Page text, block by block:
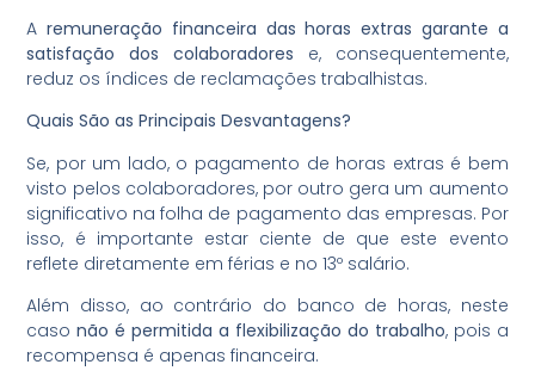
Aremuneração financeira das horas extras garante a
satisfação dos colaboradores e, consequentemente,
reduz os índices de reclamações trabalhistas.
Quais São as Principais Desvantagens?
Se, por um lado, o pagamento de horas extras é bem
visto pelos colaboradores, por outro gera um aumento
significativo na folha de pagamento das empresas. Por
isso, é importante estar ciente de que este evento
reflete diretamente em férias e no 13º salário.
Além disso, ao contrário do banco de horas, neste
casonão é permitida a flexibilização do trabalho, pois a
recompensa é apenas financeira.